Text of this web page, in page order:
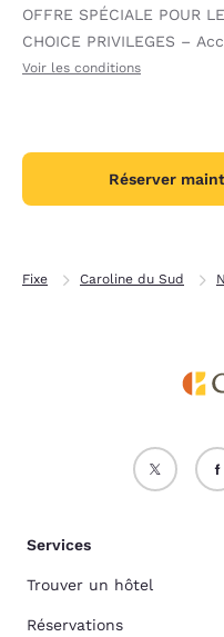
OFFRE SPÉCIALE POUR
CHOICE PRIVILEGES –
progression vers des
Voir les conditions
Réserver
Fixe Caroline du Sud
Services
Trouver un hôtel
Réservations